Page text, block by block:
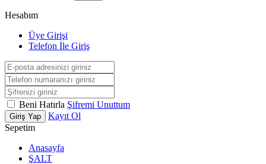
Hesabım
Üye Girişi
Telefon İle Giriş
Beni Hatırla Şifremi Unuttum
Giriş Yap
Kayıt Ol
Sepetim
Anasayfa
ŞALT